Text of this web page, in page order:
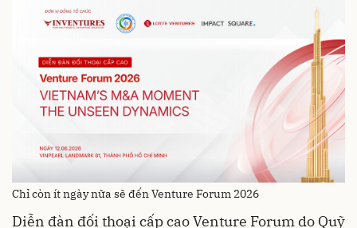
Chỉ còn ít ngày nữa sẽ đến Venture Forum 2026
Diễn đàn đối thoại cấp cao Venture Forum do Quỹ